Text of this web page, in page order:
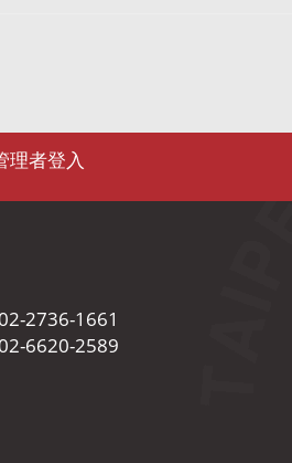
理者登入
2736-1661
6620-2589